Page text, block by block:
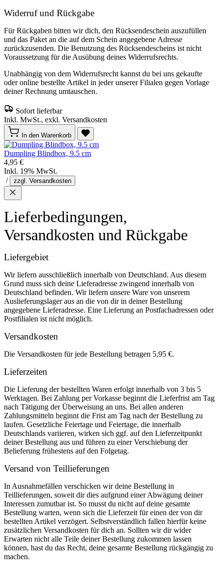
Widerruf und Rückgabe
Für Rückgaben bitten wir dich, den Rücksendeschein auszufüllen
und das Paket an die auf dem Schein angegebene Adresse
zurückzusenden. Die Benutzung des Rücksendescheins ist nicht
Voraussetzung für die Ausübung deines Widerrufsrechts.
Unabhängig von dem Widerrufsrecht kannst du bei uns gekaufte
oder online bestellte Artikel in jeder unserer Filialen gegen Vorlage
deiner Rechnung umtauschen.
Sofort lieferbar
Inkl. MwSt., exkl. Versandkosten
In den Warenkorb
Dumpling Blindbox, 9.5 cm
4,95 €
Inkl. 19% MwSt.
/
zzgl. Versandkosten
Lieferbedingungen,
Versandkosten und Rückgabe
Liefergebiet
Wir liefern ausschließlich innerhalb von Deutschland. Aus diesem
Grund muss sich deine Lieferadresse zwingend innerhalb von
Deutschland befinden. Wir liefern unsere Ware von unserem
Auslieferungslager aus an die von dir in deiner Bestellung
angegebene Lieferadresse. Eine Lieferung an Postfachadressen oder
Postfilialen ist nicht möglich.
Versandkosten
Die Versandkosten für jede Bestellung betragen 5,95 €.
Lieferzeiten
Die Lieferung der bestellten Waren erfolgt innerhalb von 3 bis 5
Werktagen. Bei Zahlung per Vorkasse beginnt die Lieferfrist am Tag
nach Tätigung der Überweisung an uns. Bei allen anderen
Zahlungsmitteln beginnt die Frist am Tag nach der Bestellung zu
laufen. Gesetzliche Feiertage und Feiertage, die innerhalb
Deutschlands variieren, wirken sich ggf. auf den Lieferzeitpunkt
deiner Bestellung aus und führen zu einer Verschiebung der
Belieferung frühestens auf den Folgetag.
Versand von Teillieferungen
In Ausnahmefällen verschicken wir deine Bestellung in
Teillieferungen, soweit dir dies aufgrund einer Abwägung deiner
Interessen zumutbar ist. So musst du nicht auf deine gesamte
Bestellung warten, wenn sich die Lieferzeit für einen der von dir
bestellten Artikel verzögert. Selbstverständlich fallen hierfür keine
zusätzlichen Versandkosten für dich an. Sollten wir dir wider
Erwarten nicht alle Teile deiner Bestellung zukommen lassen
können, hast du das Recht, deine gesamte Bestellung rückgängig zu
machen.